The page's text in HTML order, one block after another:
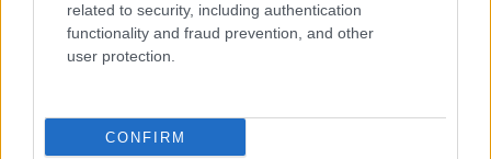
related to security, including authentication
functionality and fraud prevention, and other
user protection.
CONFIRM